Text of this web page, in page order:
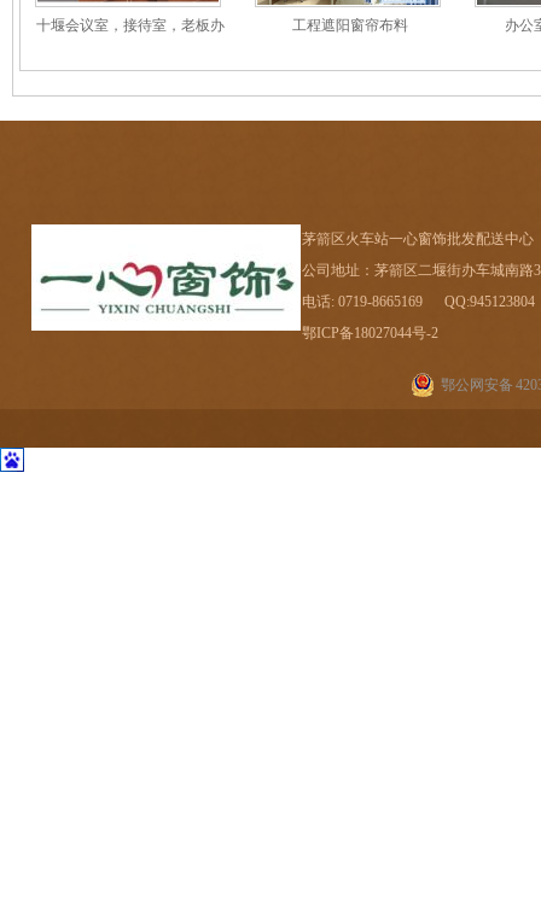
十堰会议室，接待室，老板办 工程遮阳窗帘布料 办公
茅箭区火车站一心窗饰批发配送中心
公司地址：茅箭区二堰街办车城南路
电话: 0719-8665169 QQ:945123804
鄂ICP备18027044号-2
鄂公网安备